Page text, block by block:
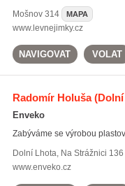
Mošnov314 MAPA
www.levnejimky.cz
NAVIGOVAT VOLAT
Radomír Holuša(Dolní
Enveko
Zabýváme se výrobou
Dolní Lhota, Na Strážnici 136
www.enveko.cz